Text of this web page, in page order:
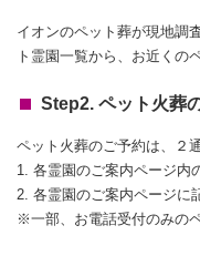
イオンのペット葬が現地調
ト霊園一覧から、お近くの
Step2. ペット火葬
ペット火葬のご予約は、２
1. 各霊園のご案内ページ内
2. 各霊園のご案内ページに
※一部、お電話受付のみの